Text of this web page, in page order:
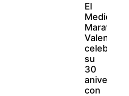
El
Medio
Maratón
Valencia
celebra
su
30
aniversario
con